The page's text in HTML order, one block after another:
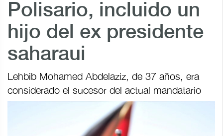
Polisario, incluido un
hijo del ex presidente
saharaui
Lehbib Mohamed Abdelaziz, de 37 años, era
considerado el sucesor del actual mandatario